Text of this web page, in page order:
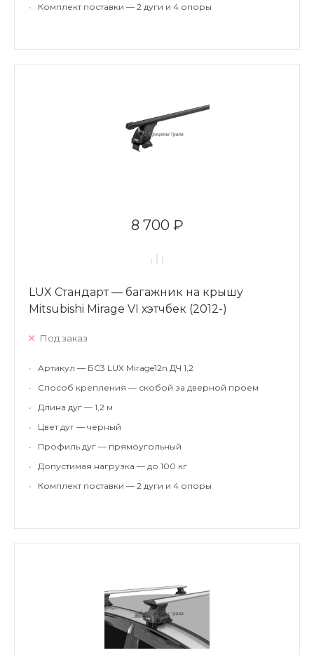
•
Комплект поставки — 2 дуги и 4 опоры
8 700 ₽
LUX Стандарт — багажник на крышу
Mitsubishi Mirage VI хэтчбек (2012-)
Под заказ
•
Артикул — БС3 LUX Mirage12n ДЧ 1,2
•
Способ крепления — скобой за дверной проем
•
Длина дуг — 1,2 м
•
Цвет дуг — черный
•
Профиль дуг — прямоугольный
•
Допустимая нагрузка — до 100 кг
•
Комплект поставки — 2 дуги и 4 опоры